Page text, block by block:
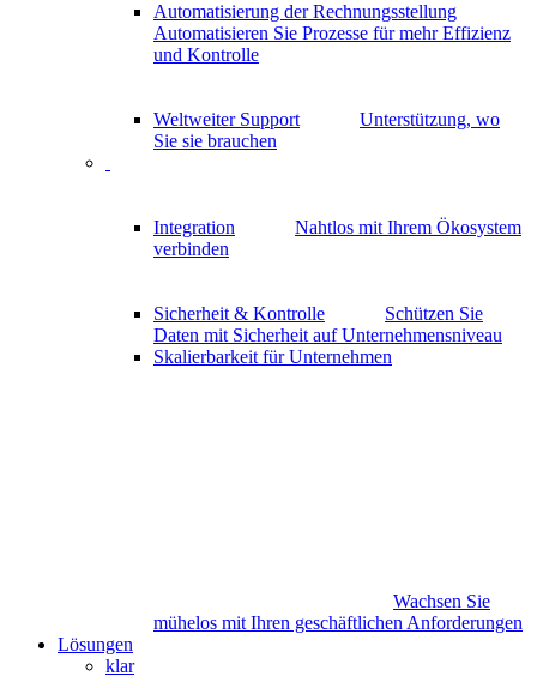
Automatisierung der Rechnungsstellung
Automatisieren Sie Prozesse für mehr Effizienz
und Kontrolle
Weltweiter Support
Unterstützung, wo
Sie sie brauchen
Integration
Nahtlos mit Ihrem Ökosystem
verbinden
Sicherheit & Kontrolle
Schützen Sie
Daten mit Sicherheit auf Unternehmensniveau
Skalierbarkeit für Unternehmen
Wachsen Sie
mühelos mit Ihren geschäftlichen Anforderungen
Lösungen
klar